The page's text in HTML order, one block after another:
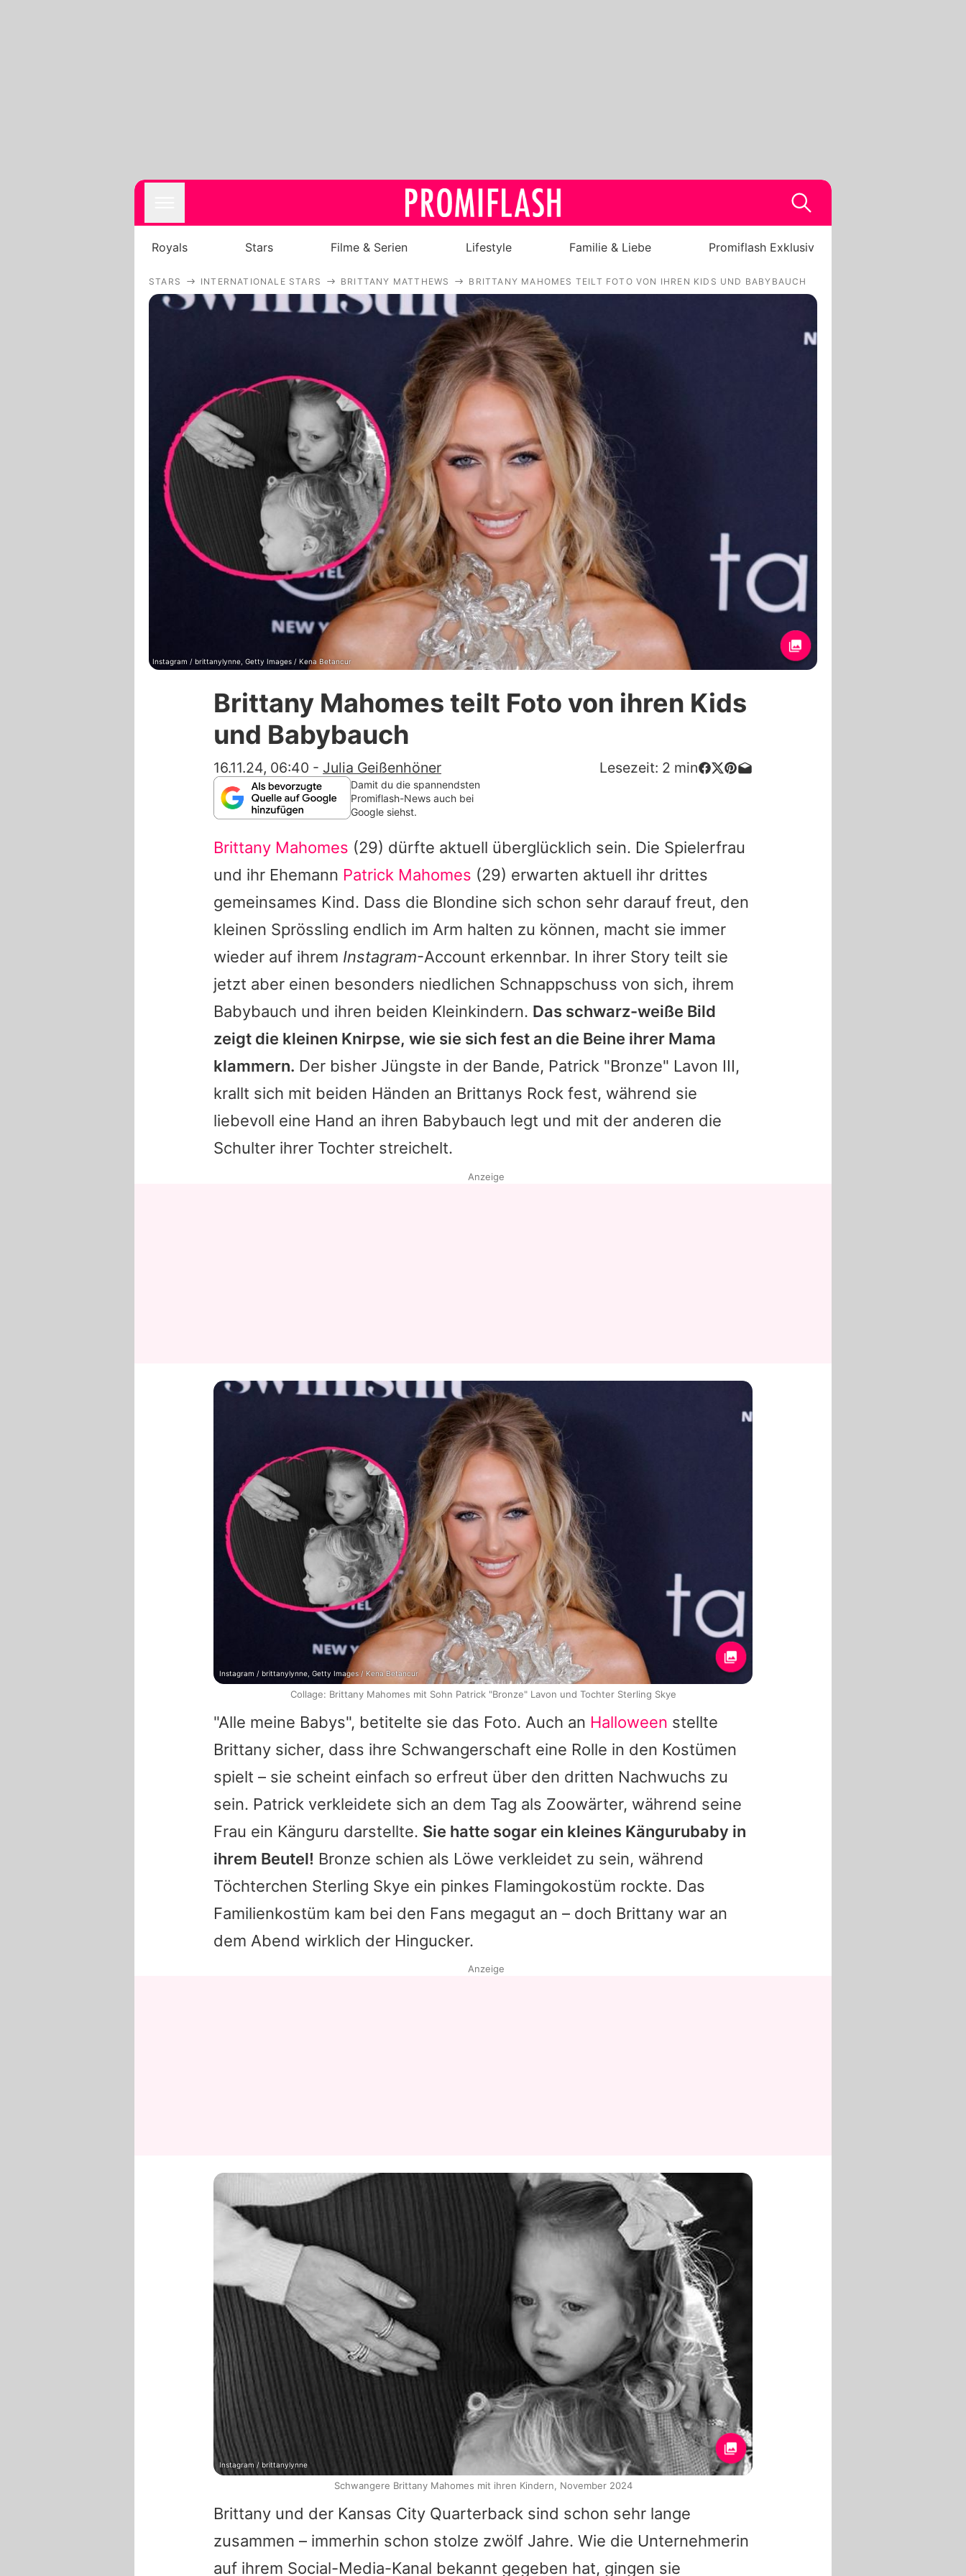
Royals
Stars
Filme & Serien
Lifestyle
Familie & Liebe
Promiflash Exklusiv
Alle Themen auf Promiflash
Jobs
App runterladen
Team
Redaktionelle Richtlinien
Impressum
Datenschutzerklärung
Nutzungsbedingungen
Royals Stars Filme & Serien Lifestyle Familie & Liebe Promiflash Exklusiv
STARS INTERNATIONALE STARS BRITTANY MATTHEWS BRITTANY MAHOMES TEILT FOTO VON IHREN KIDS UND BABYBAUCH
Instagram / brittanylynne, Getty Images / Kena Betancur
Brittany Mahomes teilt Foto von ihren Kids
und Babybauch
16.11.24, 06:40 - Julia Geißenhöner Lesezeit: 2 min
Damit du die spannendsten
Promiflash-News auch bei
Google siehst.
Brittany Mahomes (29) dürfte aktuell überglücklich sein. Die Spielerfrau
und ihr Ehemann Patrick Mahomes (29) erwarten aktuell ihr drittes
gemeinsames Kind. Dass die Blondine sich schon sehr darauf freut, den
kleinen Sprössling endlich im Arm halten zu können, macht sie immer
wieder auf ihrem Instagram-Account erkennbar. In ihrer Story teilt sie
jetzt aber einen besonders niedlichen Schnappschuss von sich, ihrem
Babybauch und ihren beiden Kleinkindern. Das schwarz-weiße Bild
zeigt die kleinen Knirpse, wie sie sich fest an die Beine ihrer Mama
klammern. Der bisher Jüngste in der Bande, Patrick "Bronze" Lavon III,
krallt sich mit beiden Händen an Brittanys Rock fest, während sie
liebevoll eine Hand an ihren Babybauch legt und mit der anderen die
Schulter ihrer Tochter streichelt.
"Alle meine Babys", betitelte sie das Foto. Auch an Halloween stellte
Brittany sicher, dass ihre Schwangerschaft eine Rolle in den Kostümen
spielt – sie scheint einfach so erfreut über den dritten Nachwuchs zu
sein. Patrick verkleidete sich an dem Tag als Zoowärter, während seine
Frau ein Känguru darstellte. Sie hatte sogar ein kleines Kängurubaby in
ihrem Beutel! Bronze schien als Löwe verkleidet zu sein, während
Töchterchen Sterling Skye ein pinkes Flamingokostüm rockte. Das
Familienkostüm kam bei den Fans megagut an – doch Brittany war an
dem Abend wirklich der Hingucker.
Brittany und der Kansas City Quarterback sind schon sehr lange
zusammen – immerhin schon stolze zwölf Jahre. Wie die Unternehmerin
auf ihrem Social-Media-Kanal bekannt gegeben hat, gingen sie
Anzeige
Instagram / brittanylynne, Getty Images / Kena Betancur
Collage: Brittany Mahomes mit Sohn Patrick "Bronze" Lavon und Tochter Sterling Skye
Anzeige
Instagram / brittanylynne
Schwangere Brittany Mahomes mit ihren Kindern, November 2024